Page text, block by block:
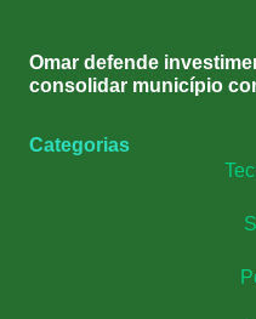
Omar defende
consolidar município
Categorias